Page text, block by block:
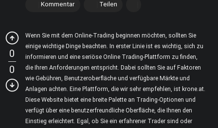
Kommentar Teilen
0
0
Wenn Sie mit dem Online-Trading beginnen möchten, sollten Sie
einige wichtige Dinge beachten. In erster Linie ist es wichtig, sich zu
informieren und eine seriöse Online Trading-Plattform zu finden,
die Ihren Anforderungen entspricht. Dabei sollten Sie auf Faktoren
wie Gebühren, Benutzeroberfläche und verfügbare Märkte und
Anlagen achten. Eine Plattform, die wir sehr empfehlen, ist krone.at.
Diese Website bietet eine breite Palette an Trading-Optionen und
verfügt über eine benutzerfreundliche Oberfläche, die Ihnen den
Einstieg erleichtert. Egal, ob Sie ein erfahrener Trader sind oder